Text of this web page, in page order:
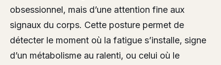
obsessionnel, mais d’une attention fine aux
signaux du corps. Cette posture permet de
détecter le moment où la fatigue s’installe, signe
d’un métabolisme au ralenti, ou celui où le